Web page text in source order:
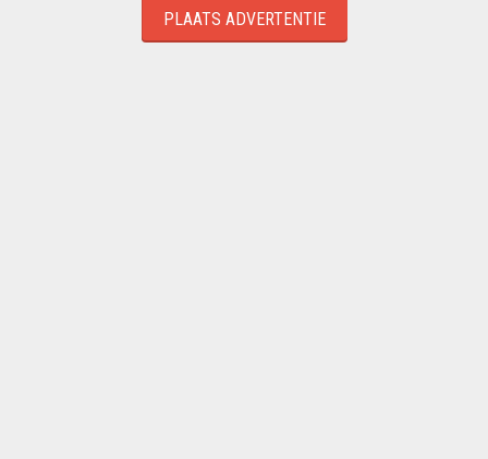
PLAATS ADVERTENTIE